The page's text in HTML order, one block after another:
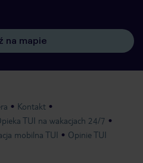
na mapie
Kontakt
TUI na wakacjach 24/7
mobilna TUI Opinie TUI